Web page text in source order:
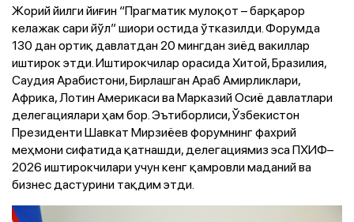
Жорий йилги йиғин “Прагматик мулоқот – барқарор
келажак сари йўл” шиори остида ўтказилди. Форумда
130 дан ортиқ давлатдан 20 мингдан зиёд вакиллар
иштирок этди. Иштирокчилар орасида Хитой, Бразилия,
Саудия Арабистони, Бирлашган Араб Амирликлари,
Африка, Лотин Америкаси ва Марказий Осиё давлатлари
делегациялари ҳам бор. Эътиборлиси, Ўзбекистон
Президенти Шавкат Мирзиёев форумнинг фахрий
меҳмони сифатида қатнашди, делегациямиз эса ПХИФ–
2026 иштирокчилари учун кенг қамровли маданий ва
бизнес дастурини тақдим этди.